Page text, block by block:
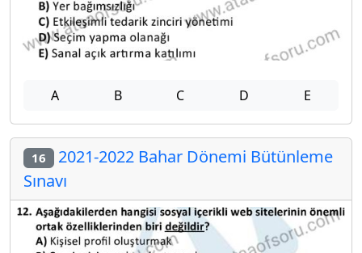
A B C D E
16 2021-2022 Bahar Dönemi Bütünleme
Sınavı